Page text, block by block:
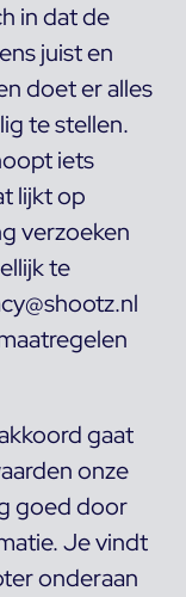
in dat de
juist en
doet er alles
te stellen.
iets
lijkt op
verzoeken
te
gaat
onze
goed door
Je vindt
onderaan